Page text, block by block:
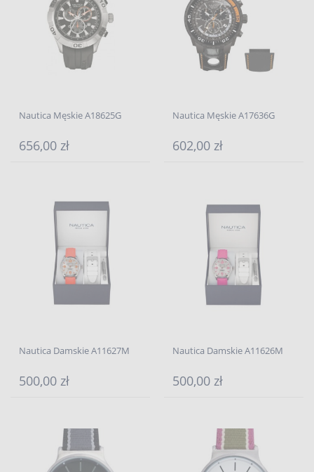
Nautica Męskie A18625G
656,00 zł
Nautica Męskie A17636G
602,00 zł
Nautica Damskie A11627M
500,00 zł
Nautica Damskie A11626M
500,00 zł